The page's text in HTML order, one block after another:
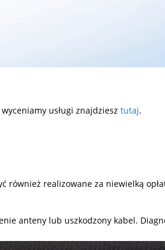
usługi znajdziesz tutaj.
również realizowane za niewielką
anteny lub uszkodzony kabel.